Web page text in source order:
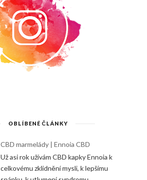
OBLÍBENÉ ČLÁNKY
CBD marmelády | Ennoia CBD
Už asi rok užívám CBD kapky Ennoia k
celkovému zklidnění mysli, k lepšímu